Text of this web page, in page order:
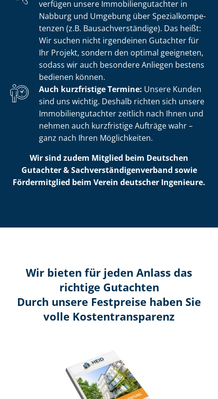
verfügen unsere Im­mo­bi­li­en­gut­ach­ter in
Nabburg und Umgebung über Spe­zi­al­kom­pe­
ten­zen (z.B. Bau­sach­ver­stän­di­ge). Das heißt:
Wir suchen nicht irgendeinen Gutachter für
Ihr Projekt, sondern den optimal geeigneten,
sodass wir auch besondere Anliegen bestens
bedienen können.
Auch kurzfristige Termine: Unsere Kunden
sind uns wichtig. Deshalb richten sich unsere
Im­mo­bi­li­en­gut­ach­ter zeitlich nach Ihnen und
nehmen auch kurzfristige Aufträge wahr –
ganz nach Ihren Möglichkeiten.
Wir sind zudem Mitglied beim Deutschen
Gutachter & Sach­ver­stän­di­gen­ver­band sowie
Fördermitglied beim Verein deutscher Ingenieure.
Wir bieten für jeden Anlass das
richtige Gutachten
Durch unsere Festpreise haben Sie
volle Kosten­transparenz